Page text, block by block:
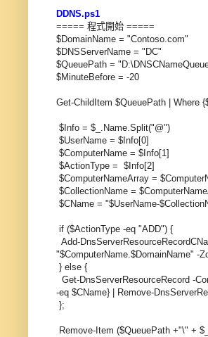
DDNS.ps1
===== 程式開始 =====
$DomainName = "Contoso.com"
$DNSServerName = "DC"
$QueuePath =
$MinuteBefore = -20
Get-ChildItem $QueuePath | Where
$Info = $_.Name.Split("@")
$UserName = $Info[0]
$ComputerName = $Info[1]
$ActionType = $Info[2]
$ComputerNameArray =
$CollectionName =
$CName = "$UserName-
if ($ActionType -eq "ADD") {
Add-
"$ComputerName.$DomainName" -
} else {
Get-DnsServerResourceRecord -
-eq $CName} | Remove-
};
Remove-Item ($QueuePath +"\" +